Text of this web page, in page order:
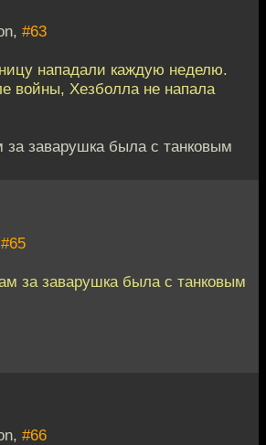
#63
нападали каждую неделю.
войны, Хезболла не напала
заварушка была с танковым
#65
за заварушка была с танковым
#66